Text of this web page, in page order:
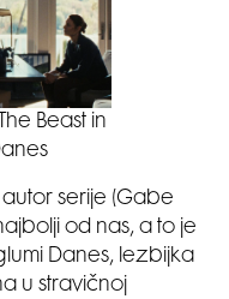
Beast in
serije (Gabe
od nas, a to je
Danes, lezbijka
u stravičnoj